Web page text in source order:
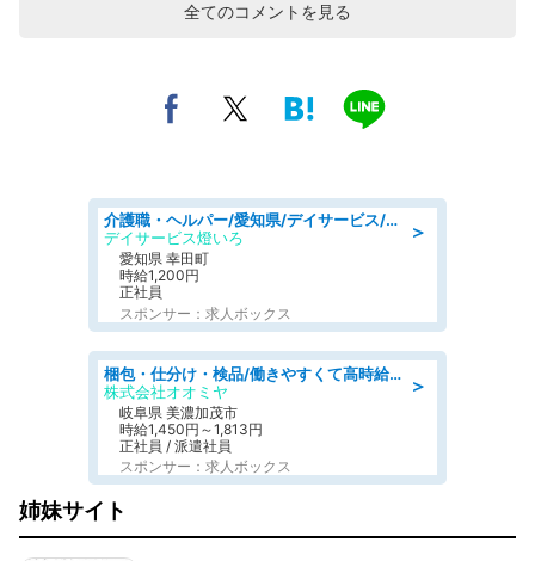
全てのコメントを見る
＞
介護職・ヘルパー/愛知県/デイサービス/JR東海道本線 幸田/額田郡幸田町
デイサービス燈いろ
愛知県 幸田町
時給1,200円
正社員
スポンサー：求人ボックス
＞
梱包・仕分け・検品/働きやすくて高時給の仕分け作業長期休暇充実/残業なし
株式会社オオミヤ
岐阜県 美濃加茂市
時給1,450円～1,813円
正社員 / 派遣社員
スポンサー：求人ボックス
姉妹サイト